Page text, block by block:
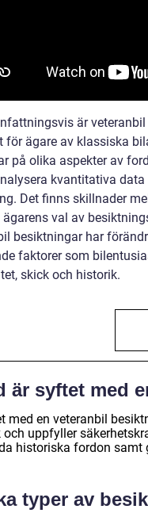
är
för ägare av klassiska
på olika aspekter av
kvantitativa
Det finns skillnader
ägarens val av
besiktningar har
faktorer som
skick och historik.
är syftet med
med en veteranbil
och uppfyller
historiska fordon samt
typer av